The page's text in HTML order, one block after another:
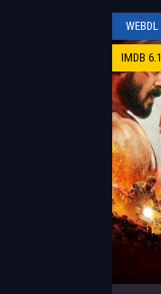
WEBDL
IMDB 6.1